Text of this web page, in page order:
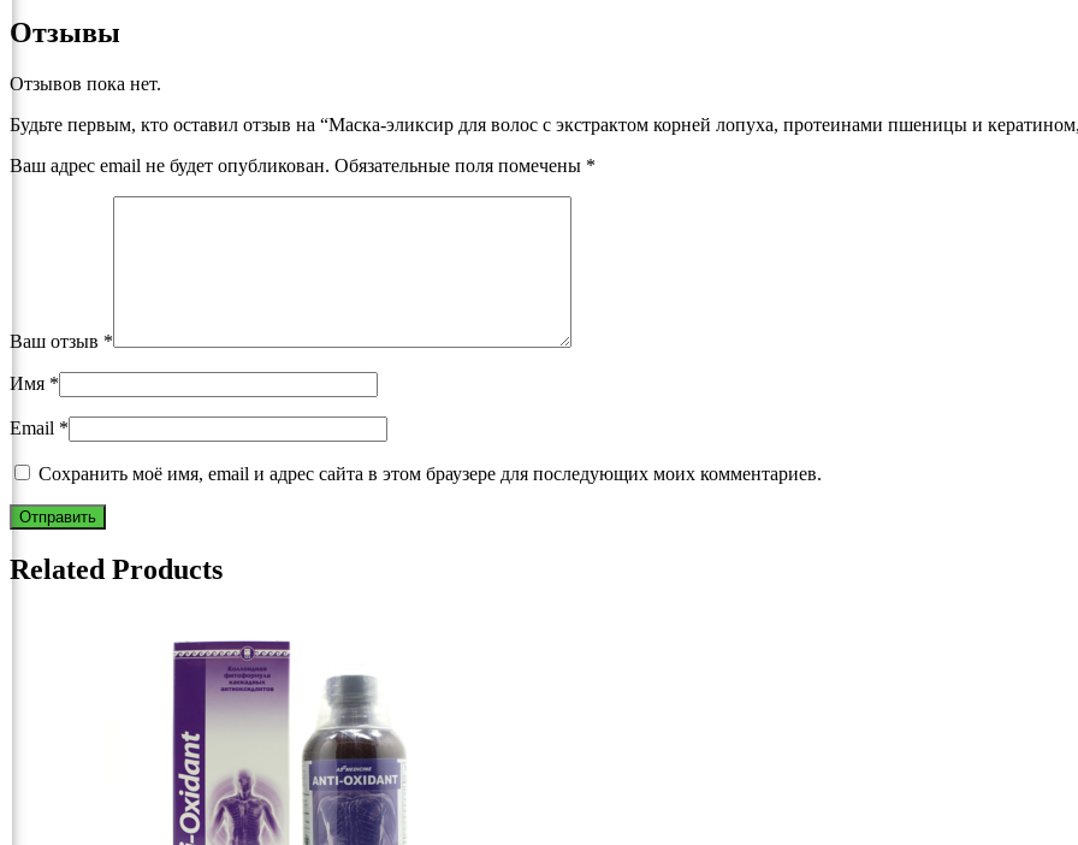
Отзывы
Отзывов пока нет.
Будьте первым, кто оставил отзыв на “Маска-эликсир для волос с экстрактом корней лопуха, протеинами пшеницы и
Ваш адрес email не будет опубликован. Обязательные поля помечены *
Ваш отзыв *
Имя *
Email *
Сохранить моё имя, email и адрес сайта в этом браузере для последующих моих комментариев.
Related Products